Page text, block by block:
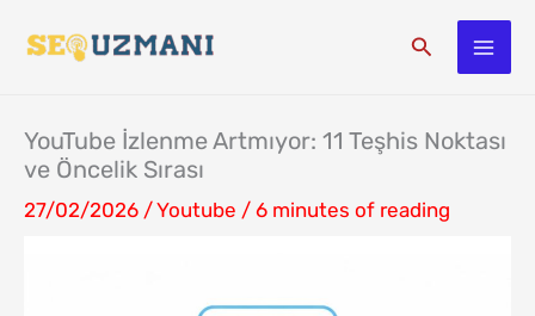
atla
Arama
YouTube İzlenme Artmıyor: 11 Teşhis Noktası
ve Öncelik Sırası
27/02/2026 /Youtube / 6 minutes of reading